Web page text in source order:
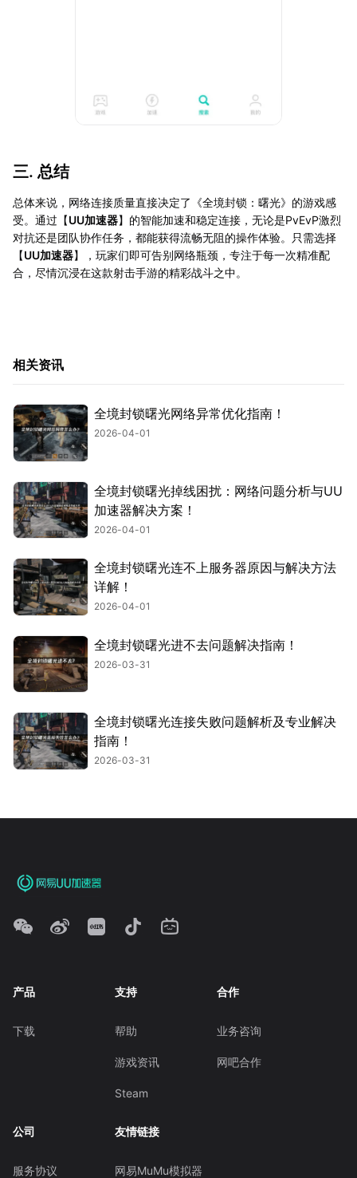
三. 总结
总体来说，网络连接质量直接决定了《全境封锁：曙光》的游戏感
受。通过【UU加速器】的智能加速和稳定连接，无论是PvEvP激烈
对抗还是团队协作任务，都能获得流畅无阻的操作体验。只需选择
【UU加速器】，玩家们即可告别网络瓶颈，专注于每一次精准配
合，尽情沉浸在这款射击手游的精彩战斗之中。
相关资讯
全境封锁曙光网络异常优化指南！
2026-04-01
全境封锁曙光掉线困扰：网络问题分析与UU
加速器解决方案！
2026-04-01
全境封锁曙光连不上服务器原因与解决方法
详解！
2026-04-01
全境封锁曙光进不去问题解决指南！
2026-03-31
全境封锁曙光连接失败问题解析及专业解决
指南！
2026-03-31
产品
下载
支持
帮助
游戏资讯
Steam
合作
业务咨询
网吧合作
公司
服务协议
友情链接
网易MuMu模拟器